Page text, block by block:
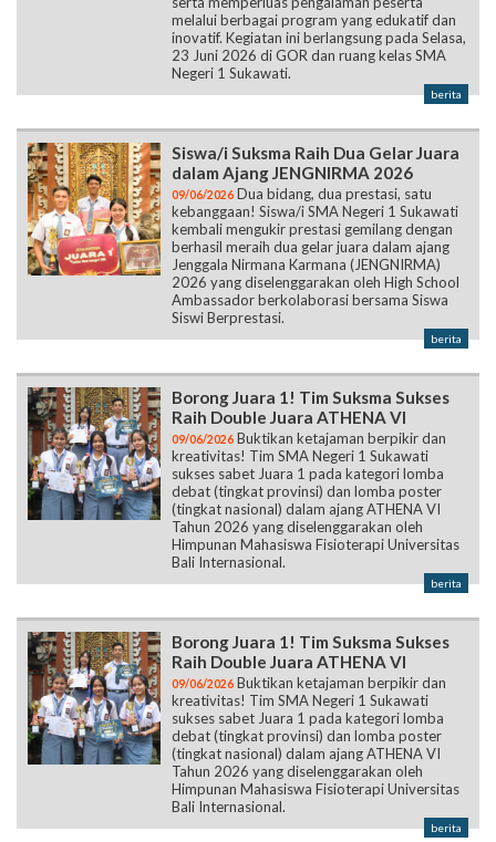
melalui berbagai program yang edukatif dan
inovatif. Kegiatan ini berlangsung pada Selasa,
23 Juni 2026 di GOR dan ruang kelas SMA
Negeri 1 Sukawati.
berita
Siswa/i Suksma Raih Dua Gelar Juara
dalam Ajang JENGNIRMA 2026
09/06/2026 Dua bidang, dua prestasi, satu
kebanggaan! Siswa/i SMA Negeri 1 Sukawati
kembali mengukir prestasi gemilang dengan
berhasil meraih dua gelar juara dalam ajang
Jenggala Nirmana Karmana (JENGNIRMA)
2026 yang diselenggarakan oleh High School
Ambassador berkolaborasi bersama Siswa
Siswi Berprestasi.
berita
Borong Juara 1! Tim Suksma Sukses
Raih Double Juara ATHENA VI
09/06/2026 Buktikan ketajaman berpikir dan
kreativitas! Tim SMA Negeri 1 Sukawati
sukses sabet Juara 1 pada kategori lomba
debat (tingkat provinsi) dan lomba poster
(tingkat nasional) dalam ajang ATHENA VI
Tahun 2026 yang diselenggarakan oleh
Himpunan Mahasiswa Fisioterapi Universitas
Bali Internasional.
berita
Borong Juara 1! Tim Suksma Sukses
Raih Double Juara ATHENA VI
09/06/2026 Buktikan ketajaman berpikir dan
kreativitas! Tim SMA Negeri 1 Sukawati
sukses sabet Juara 1 pada kategori lomba
debat (tingkat provinsi) dan lomba poster
(tingkat nasional) dalam ajang ATHENA VI
Tahun 2026 yang diselenggarakan oleh
Himpunan Mahasiswa Fisioterapi Universitas
Bali Internasional.
berita